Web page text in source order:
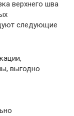
верхнего шва
следующие
выгодно